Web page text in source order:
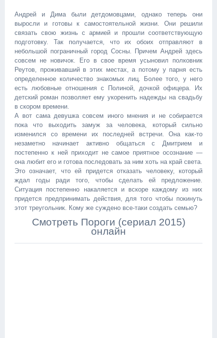
Андрей и Дима были детдомовцами, однако теперь они
выросли и готовы к самостоятельной жизни. Они решили
связать свою жизнь с армией и прошли соответствующую
подготовку. Так получается, что их обоих отправляют в
небольшой пограничный город Сосны. Причем Андрей здесь
совсем не новичок. Его в свое время усыновил полковник
Реутов, проживавший в этих местах, а потому у парня есть
определенное количество знакомых лиц. Более того, у него
есть любовные отношения с Полиной, дочкой офицера. Их
детский роман позволяет ему укоренить надежды на свадьбу
в скором времени.
А вот сама девушка совсем иного мнения и не собирается
пока что выходить замуж за человека, который сильно
изменился со времени их последней встречи. Она как-то
незаметно начинает активно общаться с Дмитрием и
постепенно к ней приходит не самое приятное осознание —
она любит его и готова последовать за ним хоть на край света.
Это означает, что ей придется отказать человеку, который
ждал годы ради того, чтобы сделать ей предложение.
Ситуация постепенно накаляется и вскоре каждому из них
придется предпринимать действия, для того чтобы покинуть
этот треугольник. Кому же суждено все-таки создать семью?
Смотреть Пороги (сериал 2015)
онлайн